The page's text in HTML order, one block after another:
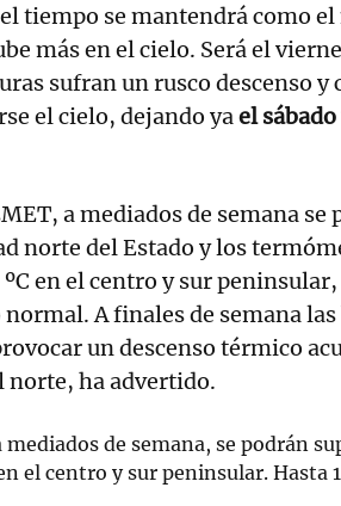
tiempo se mantendrá como
más en el cielo. Será el
sufran un rusco descenso y
el cielo, dejando yael
a mediados de semana se
norte del Estado y los
en el centro y sur peninsular,
normal. A finales de semana
un descenso térmico
norte, ha advertido.
de semana, se podrán
el centro y sur peninsular. Hasta